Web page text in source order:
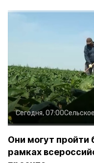
Сегодня, 07:00
Они могут пройти
рамках